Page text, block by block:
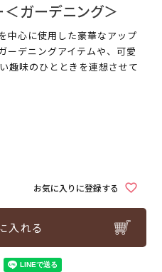
＜ガーデニング＞
中心に使用した豪華なアップ
ーデニングアイテムや、可愛
趣味のひとときを連想させて
お気に入りに登録する
入れる